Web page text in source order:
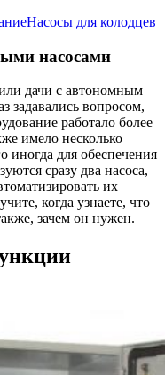
Насосы для колодцев
насосами
дачи с автономным
задавались вопросом,
работало более
имело несколько
для обеспечения
сразу два насоса,
их
когда узнаете, что
зачем он нужен.